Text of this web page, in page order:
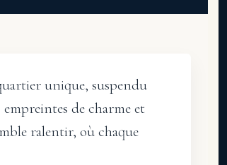
unique, suspendu
de charme et
ralentir, où chaque